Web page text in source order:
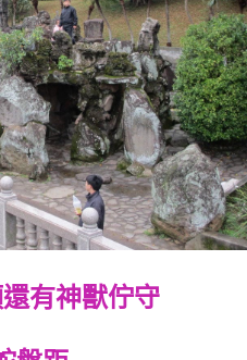
有神獸佇守